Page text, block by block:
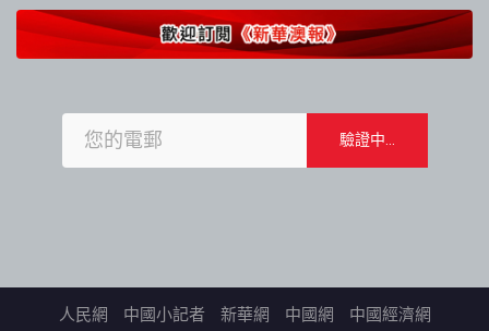
人民網 中國小記者 新華網 中國網 中國經濟網